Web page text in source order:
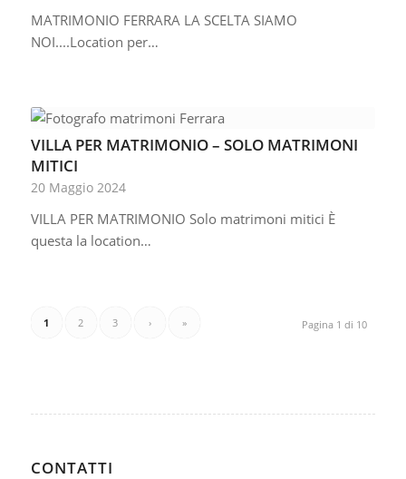
MATRIMONIO FERRARA LA SCELTA SIAMO
NOI....Location per…
VILLA PER MATRIMONIO – SOLO MATRIMONI
MITICI
20 Maggio 2024
VILLA PER MATRIMONIO Solo matrimoni mitici È
questa la location…
Pagina 1 di 10
1 2 3 › »
CONTATTI